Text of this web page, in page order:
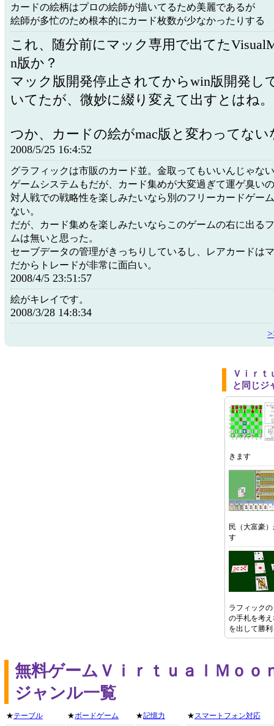
カードの絵柄はプロの絵師が描いてるため美麗であるが
絵師が多忙のため根本的にカード枚数が少なかったりする
これ、随分前にマック専用で出てた
n版か？
マック版開発停止されてからwin版開発し
いてたが、微妙に綴り変えて出すとはね
つか、カードの絵がmac版と変わってない
2008/5/25 16:4:52
グラフィックは市販のカード並。金取ってもいいんじゃな
ゲームシステムもだが、カード集めが大変過ぎて運ゲ臭い
対人戦での戦略性を楽しみたいなら別のフリーカードゲー
ない。
だが、カード集めを楽しみたいならこのゲームの右に出る
ムは無いと思った。
セーブデータの管理がきっちりしているし、レアカードは
だからトレードが非常に面白い。
2008/4/5 23:51:57
絵がキレイです。
2008/3/28 14:8:34
Ｖｉｒｔ
と同じジ
きます
民（大富豪
す
ラフィック
の手札を考
を出して勝
無料ゲームＶｉｒｔｕａｌＭｏｏ
ジャンル一覧
★テーブル ★ボードゲーム ★記憶力 ★スマートフォン対応